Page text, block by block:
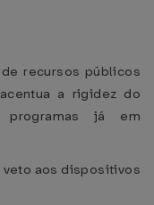
recursos públicos
a rigidez do
programas já em
veto aos dispositivos